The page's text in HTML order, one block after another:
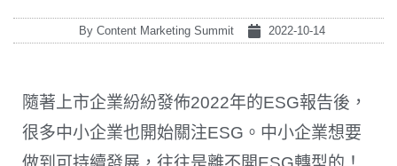
By Content Marketing Summit 2022-10-14
隨著上市企業紛紛發佈2022年的ESG報告後，
很多中小企業也開始關注ESG。中小企業想要